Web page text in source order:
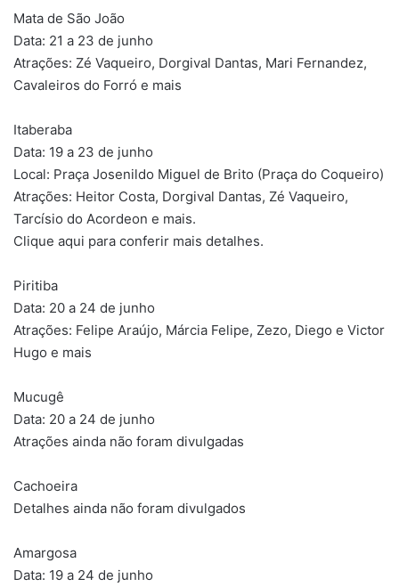
Mata de São João
Data: 21 a 23 de junho
Atrações: Zé Vaqueiro, Dorgival Dantas, Mari Fernandez,
Cavaleiros do Forró e mais
Itaberaba
Data: 19 a 23 de junho
Local: Praça Josenildo Miguel de Brito (Praça do Coqueiro)
Atrações: Heitor Costa, Dorgival Dantas, Zé Vaqueiro,
Tarcísio do Acordeon e mais.
Clique aqui para conferir mais detalhes.
Piritiba
Data: 20 a 24 de junho
Atrações: Felipe Araújo, Márcia Felipe, Zezo, Diego e Victor
Hugo e mais
Mucugê
Data: 20 a 24 de junho
Atrações ainda não foram divulgadas
Cachoeira
Detalhes ainda não foram divulgados
Amargosa
Data: 19 a 24 de junho